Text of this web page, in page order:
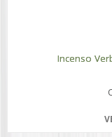
Incenso